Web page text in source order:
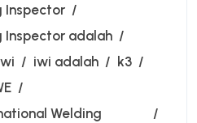
Inspector
Inspector adalah
iwi adalah
k3
Welding